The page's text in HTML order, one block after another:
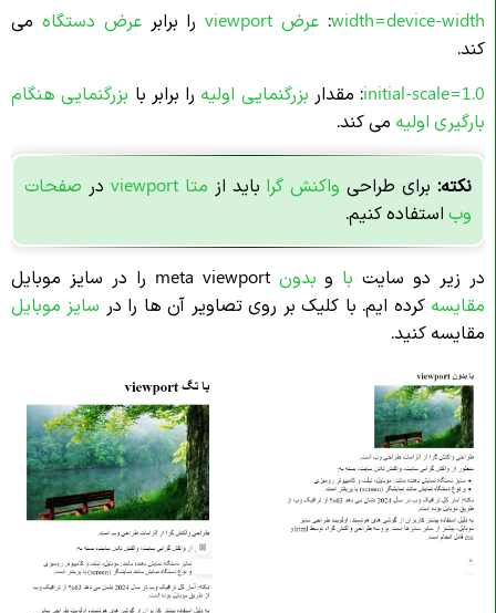
width=device-width
: عرض viewport را برابرعرض دستگاه می
کند.
initial-scale=1.0: مقدار بزرگنمایی اولیه را برابر با بزرگنمایی هنگام
بارگیری اولیه می کند.
نکته: برای طراحی واکنش گرا باید از متا viewport در صفحات
وب استفاده کنیم.
در زیر دو سایت با و بدونmeta viewport را در سایز موبایل
مقایسهکرده ایم. با کلیک بر روی تصاویر آن ها را در سایز موبایل
مقایسه کنید.